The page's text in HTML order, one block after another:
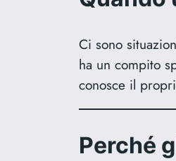
Ci sono
ha un compito
conosce il
Perché